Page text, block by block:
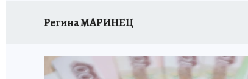
Регина МАРИНЕЦ